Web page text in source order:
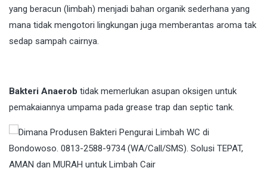
yang beracun (limbah) menjadi bahan organik sederhana yang
mana tidak mengotori lingkungan juga memberantas aroma tak
sedap sampah cairnya.
Bakteri Anaerob tidak memerlukan asupan oksigen untuk
pemakaiannya umpama pada grease trap dan septic tank.